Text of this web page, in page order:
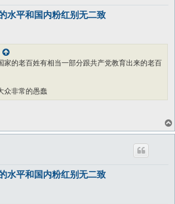
水平和国内粉红别无二致
家的老百姓有相当一部分跟共产党教育出来的老百
众非常的愚蠢
水平和国内粉红别无二致